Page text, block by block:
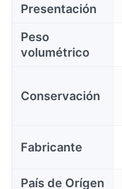
Presentación
Peso
volumétrico
Conservación
Fabricante
País de Orígen